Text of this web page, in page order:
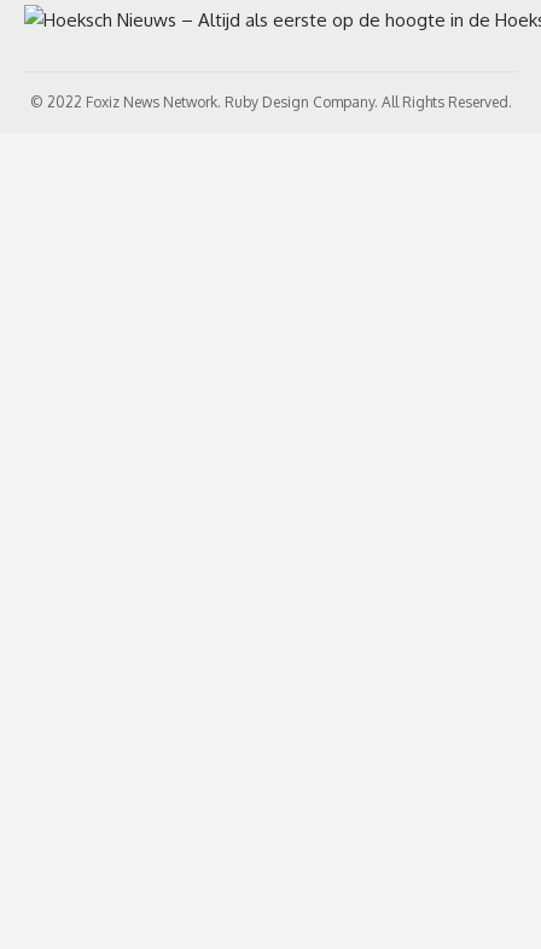
© 2022 Foxiz News Network. Ruby Design Company. All Rights Reserved.